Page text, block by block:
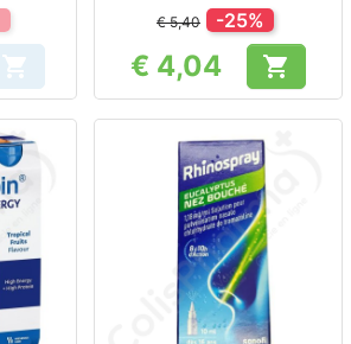

€ 5,40 -25%
Prijs
€ 4,04 